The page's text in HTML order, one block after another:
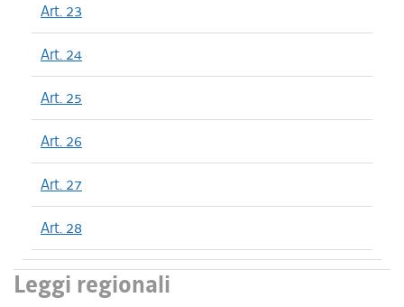
Art. 23
Art. 24
Art. 25
Art. 26
Art. 27
Art. 28
Leggi regionali